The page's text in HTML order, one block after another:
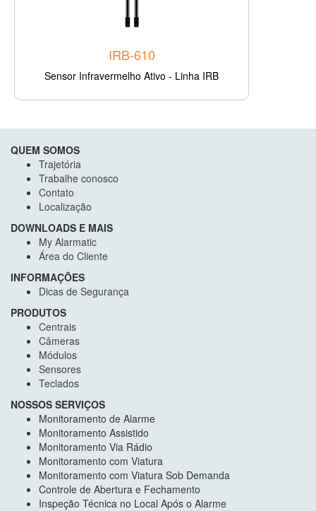
IRB-610
Sensor Infravermelho Ativo - Linha IRB
QUEM SOMOS
Trajetória
Trabalhe conosco
Contato
Localização
DOWNLOADS E MAIS
My Alarmatic
Área do Cliente
INFORMAÇÕES
Dicas de Segurança
PRODUTOS
Centrais
Câmeras
Módulos
Sensores
Teclados
NOSSOS SERVIÇOS
Monitoramento de Alarme
Monitoramento Assistido
Monitoramento Via Rádio
Monitoramento com Viatura
Monitoramento com Viatura Sob Demanda
Controle de Abertura e Fechamento
Inspeção Técnica no Local Após o Alarme